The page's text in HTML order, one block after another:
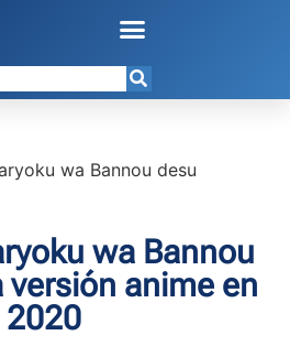
wa Bannou
versión anime en
2020